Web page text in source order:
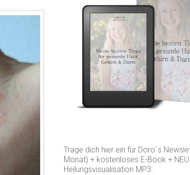
Trage dich hier ein für Doro´s
Monat) + kostenloses E-Book + NEU
Heilungsvisualisation MP3: